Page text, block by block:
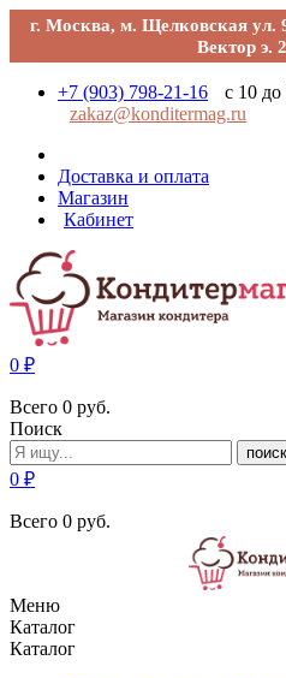
г. Москва, м. Щелковская ул.
Вектор э.
+7 (903) 798-21-16
с 10 до
zakaz@konditermag.ru
Доставка и оплата
Магазин
Кабинет
0 ₽
Всего 0 руб.
Поиск
поиск
0 ₽
Всего 0 руб.
Меню
Каталог
Каталог